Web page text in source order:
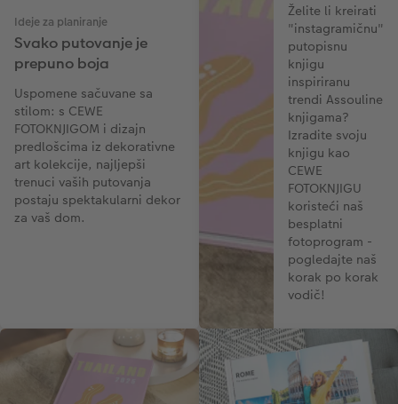
Ideje za planiranje
Svako putovanje je
prepuno boja
Uspomene sačuvane sa
stilom: s CEWE
FOTOKNJIGOM i dizajn
predlošcima iz dekorativne
art kolekcije, najljepši
trenuci vaših putovanja
postaju spektakularni dekor
za vaš dom.
Želite li kreirati
"instagramičnu"
putopisnu
knjigu
inspiriranu
trendi Assouline
knjigama?
Izradite svoju
knjigu kao
CEWE
FOTOKNJIGU
koristeći naš
besplatni
fotoprogram -
pogledajte naš
korak po korak
vodič!